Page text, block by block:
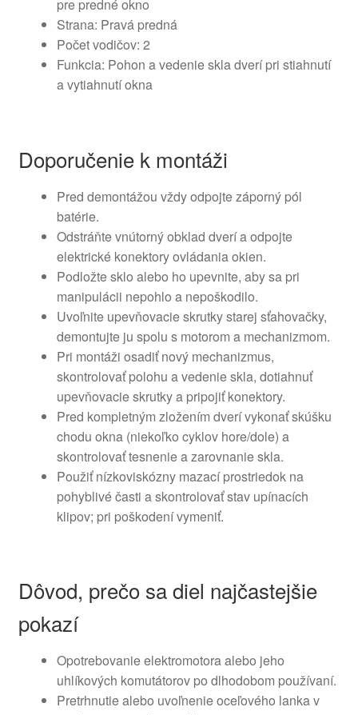
pre predné okno
Strana: Pravá predná
Počet vodičov: 2
Funkcia: Pohon a vedenie skla dverí pri stiahnutí
a vytiahnutí okna
Doporučenie k montáži
Pred demontážou vždy odpojte záporný pól
batérie.
Odstráňte vnútorný obklad dverí a odpojte
elektrické konektory ovládania okien.
Podložte sklo alebo ho upevnite, aby sa pri
manipulácii nepohlo a nepoškodilo.
Uvoľnite upevňovacie skrutky starej sťahovačky,
demontujte ju spolu s motorom a mechanizmom.
Pri montáži osadiť nový mechanizmus,
skontrolovať polohu a vedenie skla, dotiahnuť
upevňovacie skrutky a pripojiť konektory.
Pred kompletným zložením dverí vykonať skúšku
chodu okna (niekoľko cyklov hore/dole) a
skontrolovať tesnenie a zarovnanie skla.
Použiť nízkoviskózny mazací prostriedok na
pohyblivé časti a skontrolovať stav upínacích
klipov; pri poškodení vymeniť.
Dôvod, prečo sa diel najčastejšie
pokazí
Opotrebovanie elektromotora alebo jeho
uhlíkových komutátorov po dlhodobom používaní.
Pretrhnutie alebo uvoľnenie oceľového lanka v